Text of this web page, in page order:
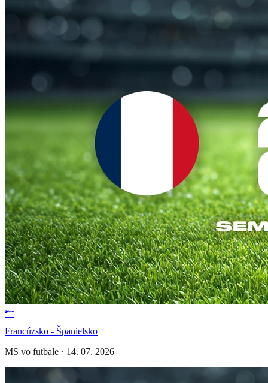
Francúzsko - Španielsko
MS vo futbale · 14. 07. 2026